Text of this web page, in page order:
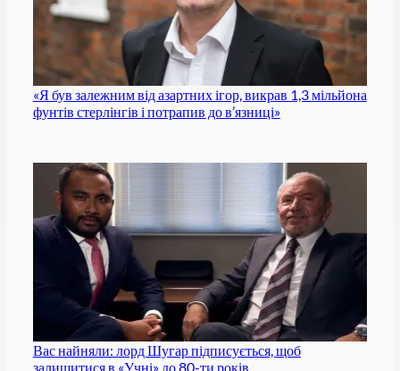
«Я був залежним від азартних ігор, викрав 1,3 мільйона
фунтів стерлінгів і потрапив до в’язниці»
Вас найняли: лорд Шугар підписується, щоб
залишитися в «Учні» до 80-ти років